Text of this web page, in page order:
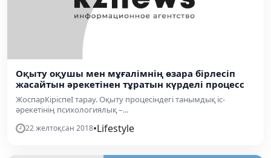
Оқыту оқушы мен мұғалімнің өзара бірлесіп
жасайтын әрекетінен тұратын күрделі процесс
ЖоспарКіріспеІ тарау. Оқыту процесіндегі танымдық іс-
әрекетінің психологиялық –...
22 желтоқсан 2018•Lifestyle